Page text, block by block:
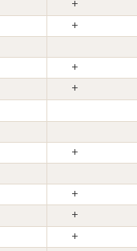
+
+
+
+
+
+
+
+